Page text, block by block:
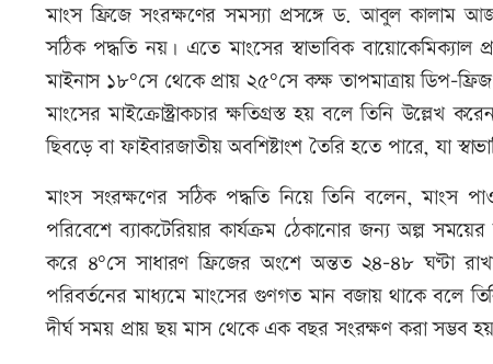
মাংস ফ্রিজে সংরক্ষণের সমস্যা প্রসঙ্গে ড. আবুল কালাম
সঠিক পদ্ধতি নয়। এতে মাংসের স্বাভাবিক বায়োকেমিক্যাল
মাইনাস ১৮°সে থেকে প্রায় ২৫°সে কক্ষ তাপমাত্রায় ডিপ-
মাংসের মাইক্রোস্ট্রাকচার ক্ষতিগ্রস্ত হয় বলে তিনি উল্লেখ
ছিবড়ে বা ফাইবারজাতীয় অবশিষ্টাংশ তৈরি হতে পারে, যা
মাংস সংরক্ষণের সঠিক পদ্ধতি নিয়ে তিনি বলেন, মাংস
পরিবেশে ব্যাকটেরিয়ার কার্যক্রম ঠেকানোর জন্য অল্প
করে ৪°সে সাধারণ ফ্রিজের অংশে অন্তত ২৪–৪৮ ঘণ্টা
পরিবর্তনের মাধ্যমে মাংসের গুণগত মান বজায় থাকে বলে
দীর্ঘ সময় প্রায় ছয় মাস থেকে এক বছর সংরক্ষণ করা